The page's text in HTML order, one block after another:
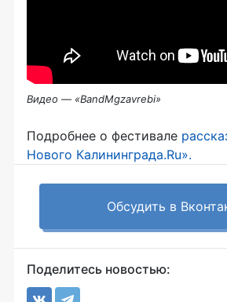
Видео — «BandMgzavrebi»
Подробнее о фестивале
Нового Калининграда.Ru».
Обсудить в
Поделитесь новостью: